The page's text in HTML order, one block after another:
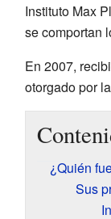
Instituto Max
se comportan
En 2007,
otorgado por
¿Quién
Sus